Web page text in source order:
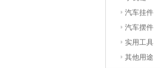
汽车挂件
汽车摆件
实用工具
其他用途